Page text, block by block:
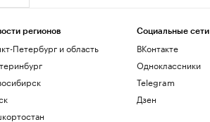
регионов
Петербург и область
Социальные сети
ВКонтакте
Одноклассники
Telegram
Дзен